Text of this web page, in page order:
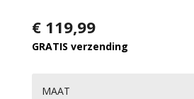
€ 119,99
GRATIS verzending
MAAT